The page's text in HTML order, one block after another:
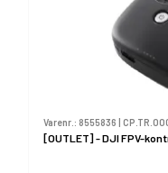
Varenr.: 8555836 |
[OUTLET] - DJI FPV-